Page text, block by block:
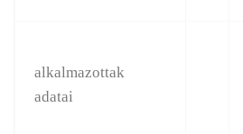
alkalmazottak
adatai